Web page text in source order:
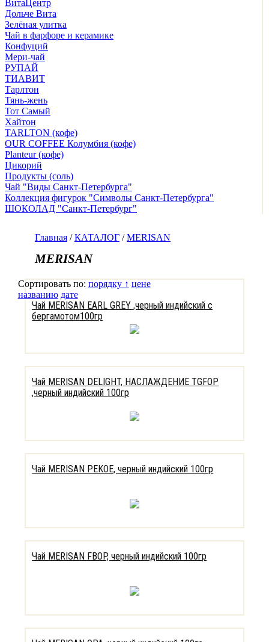
ВитаЦентр
Дольче Вита
Зелёная улитка
Чай в фарфоре и керамике
Конфуций
Мери-чай
РУПАЙ
ТИАВИТ
Тарлтон
Тянь-жень
Тот Самый
Хайтон
TARLTON (кофе)
OUR COFFEE Колумбия (кофе)
Planteur (кофе)
Цикорий
Продукты (соль)
Чай "Виды Санкт-Петербурга"
Коллекция фигурок "Символы Санкт-Петербурга"
ШОКОЛАД "Санкт-Петербург"
Главная /КАТАЛОГ /MERISAN
MERISAN
Сортировать по: порядку ↑ цене
названию дате
Чай MERISAN EARL GREY ,черный индийский с
бергамотом100гр
Чай MERISAN DELIGHT, НАСЛАЖДЕНИЕ TGFOP
,черный индийский 100гр
Чай MERISAN PEKOE, черный индийский 100гр
Чай MERISAN FBOP, черный индийский 100гр